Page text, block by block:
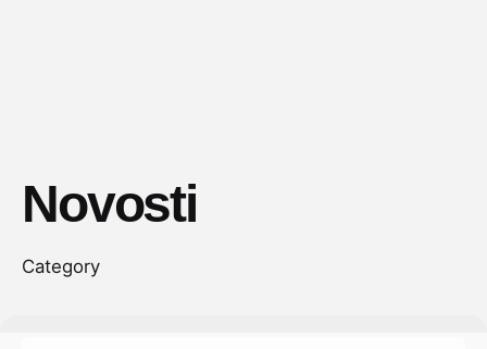
Novosti
Category